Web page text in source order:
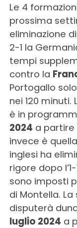
Le 4
prossima
eliminazione
2-1 la
tempi
contro la
Portogallo
nei 120
è in
2024 a partire
invece è
inglesi ha
rigore dopo
sono imposti
di Montella.
disputerà
luglio 2024 a